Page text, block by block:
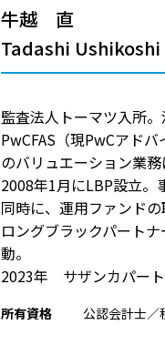
牛越 直
Tadashi Ushikoshi
監査法人トーマツ入所
PwCFAS（現PwCアド
のバリュエーション業務
2008年1月にLBP設立。
同時に、運用ファンド
ロングブラックパート
動。
2023年 サザンカパート
所有資格 公認会計士／